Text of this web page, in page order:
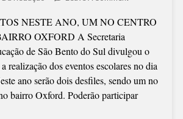
DE
DE
SETEMBRO
COM
NORMAS
NESTE ANO, UM NO CENTRO
OXFORD A Secretaria
de São Bento do Sul divulgou o
realização dos eventos escolares no dia
ano serão dois desfiles, sendo um no
bairro Oxford. Poderão participar